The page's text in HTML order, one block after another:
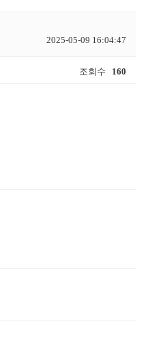
2025-05-09 16:04:47
조회수 160